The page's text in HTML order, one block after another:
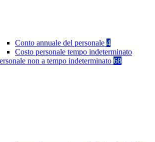
Conto annuale del personale 4
Costo personale tempo indeterminato
non a tempo indeterminato 68